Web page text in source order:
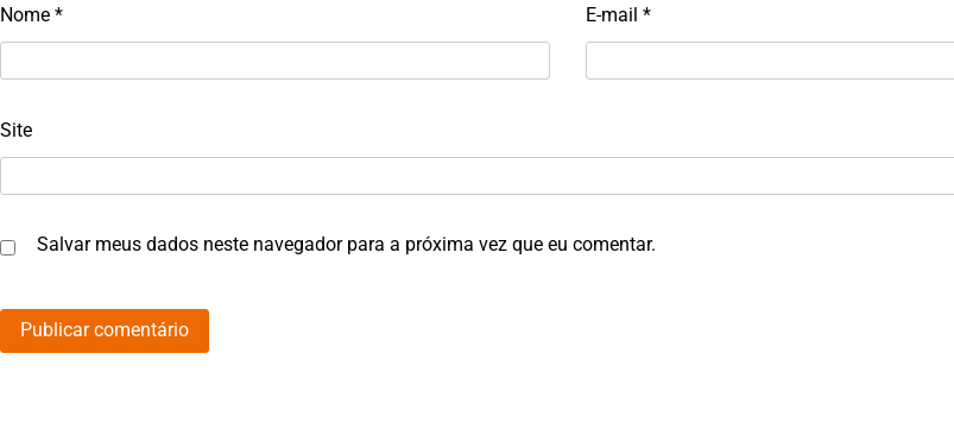
Nome * E-mail *
Site
Salvar meus dados neste navegador para a próxima vez que eu comentar.